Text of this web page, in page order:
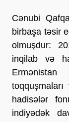
Cənubi
birbaşa təsir
olmuşdur:
inqilab və
hadisələr
indiyədək